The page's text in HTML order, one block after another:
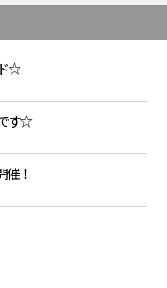
☆
す☆
催！